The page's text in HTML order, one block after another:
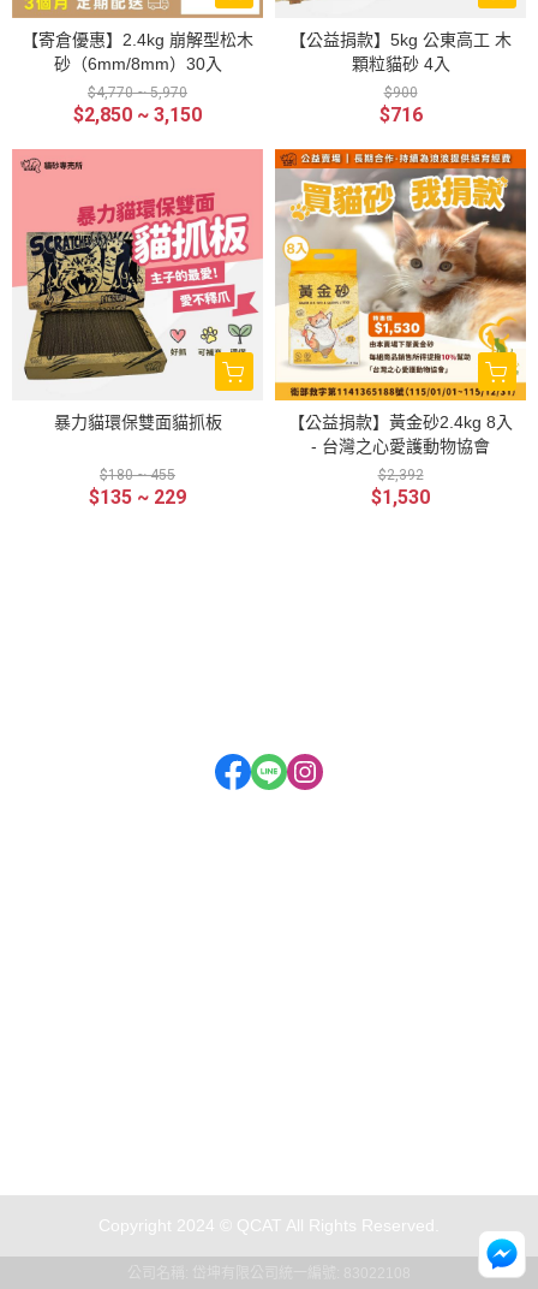
【寄倉優惠】2.4kg 崩解型松木
砂（6mm/8mm）30入
$4,770 ~ 5,970
$2,850 ~ 3,150
【公益捐款】5kg 公東高工 木
顆粒貓砂 4入
$900
$716
暴力貓環保雙面貓抓板
$180 ~ 455
$135 ~ 229
【公益捐款】黃金砂2.4kg 8入
- 台灣之心愛護動物協會
$2,392
$1,530
Copyright 2024 © QCAT All Rights Reserved.